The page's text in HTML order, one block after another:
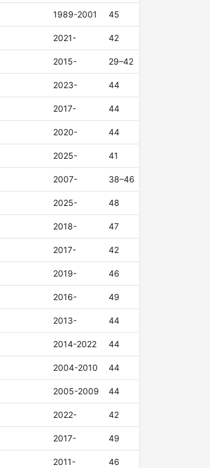
1989-2001 45
2021- 42
2015- 29–42
2023- 44
2017- 44
2020- 44
2025- 41
2007- 38–46
2025- 48
2018- 47
2017- 42
2019- 46
2016- 49
2013- 44
2014-2022 44
2004-2010 44
2005-2009 44
2022- 42
2017- 49
2011- 46